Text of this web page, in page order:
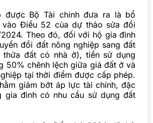
được Bộ Tài chính đưa ra là bổ
vào Điều 52 của dự thảo sửa đổi
Theo đó, đối với hộ gia đình
đổi đất nông nghiệp sang đất
thửa đất có nhà ở), tiền sử dụng
50% chênh lệch giữa giá đất ở và
tại thời điểm được cấp phép.
giảm bớt áp lực tài chính, đặc
gia đình có nhu cầu sử dụng đất